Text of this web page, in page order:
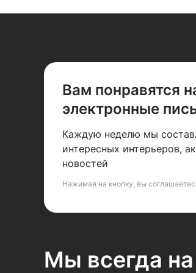
Вам понравятся
электронные
Каждую неделю мы
интересных интерьеров,
новостей
Нажимая на кнопку, вы
Мы всегда на